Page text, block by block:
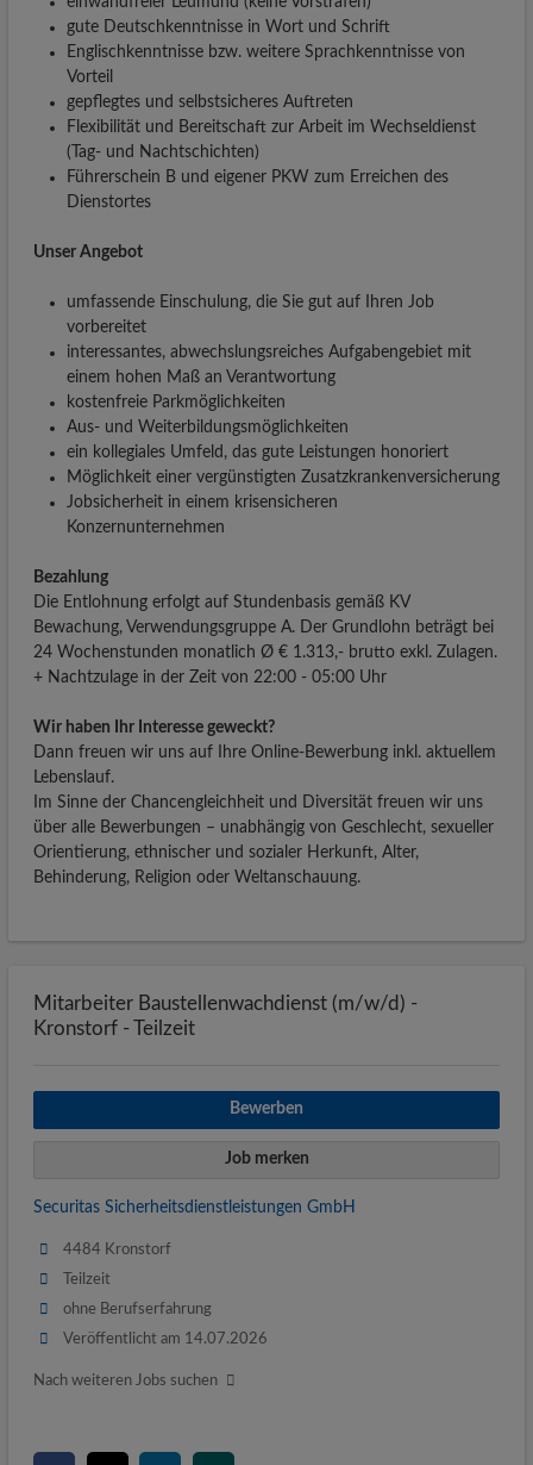
gute Deutschkenntnisse in Wort und Schrift
Englischkenntnisse bzw. weitere Sprachkenntnisse von
Vorteil
gepflegtes und selbstsicheres Auftreten
Flexibilität und Bereitschaft zur Arbeit im Wechseldienst
(Tag- und Nachtschichten)
Führerschein B und eigener PKW zum Erreichen des
Dienstortes
Unser Angebot
umfassende Einschulung, die Sie gut auf Ihren Job
vorbereitet
interessantes, abwechslungsreiches Aufgabengebiet mit
einem hohen Maß an Verantwortung
kostenfreie Parkmöglichkeiten
Aus- und Weiterbildungsmöglichkeiten
ein kollegiales Umfeld, das gute Leistungen honoriert
Möglichkeit einer vergünstigten Zusatzkrankenversicherung
Jobsicherheit in einem krisensicheren
Konzernunternehmen
Bezahlung
Die Entlohnung erfolgt auf Stundenbasis gemäß KV
Bewachung, Verwendungsgruppe A. Der Grundlohn beträgt bei
24 Wochenstunden monatlich Ø € 1.313,- brutto exkl. Zulagen.
+ Nachtzulage in der Zeit von 22:00 - 05:00 Uhr
Wir haben Ihr Interesse geweckt?
Dann freuen wir uns auf Ihre Online-Bewerbung inkl. aktuellem
Lebenslauf.
Im Sinne der Chancengleichheit und Diversität freuen wir uns
über alle Bewerbungen – unabhängig von Geschlecht, sexueller
Orientierung, ethnischer und sozialer Herkunft, Alter,
Behinderung, Religion oder Weltanschauung.
Mitarbeiter Baustellenwachdienst (m/w/d) -
Kronstorf - Teilzeit
Bewerben
Job merken
Securitas Sicherheitsdienstleistungen GmbH
4484 Kronstorf
Teilzeit
ohne Berufserfahrung
Veröffentlicht am 14.07.2026
Nach weiteren Jobs suchen